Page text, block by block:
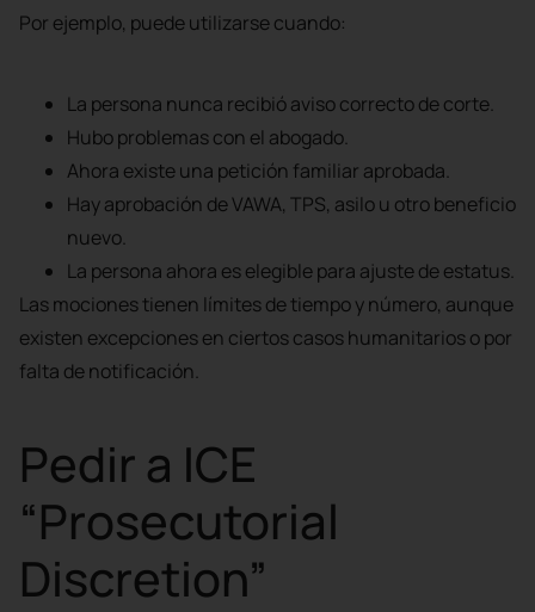
Por ejemplo, puede utilizarse cuando:
La persona nunca recibió aviso correcto de corte.
Hubo problemas con el abogado.
Ahora existe una petición familiar aprobada.
Hay aprobación de VAWA, TPS, asilo u otro beneficio
nuevo.
La persona ahora es elegible para ajuste de estatus.
Las mociones tienen límites de tiempo y número, aunque
existen excepciones en ciertos casos humanitarios o por
falta de notificación.
Pedir a ICE
“Prosecutorial
Discretion”